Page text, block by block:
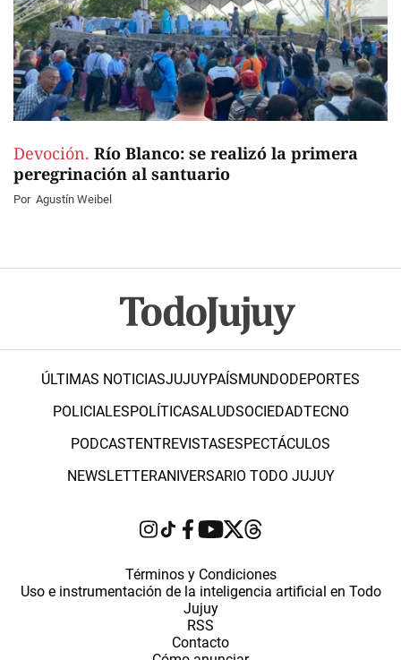
Devoción. Río Blanco: se realizó la primera
peregrinación al santuario
Por Agustín Weibel
ÚLTIMAS NOTICIASJUJUYPAÍSMUNDODEPORTES
POLICIALESPOLÍTICASALUDSOCIEDADTECNO
PODCASTENTREVISTASESPECTÁCULOS
NEWSLETTERANIVERSARIO TODO JUJUY
Términos y Condiciones
Uso e instrumentación de la inteligencia artificial en Todo
Jujuy
RSS
Contacto